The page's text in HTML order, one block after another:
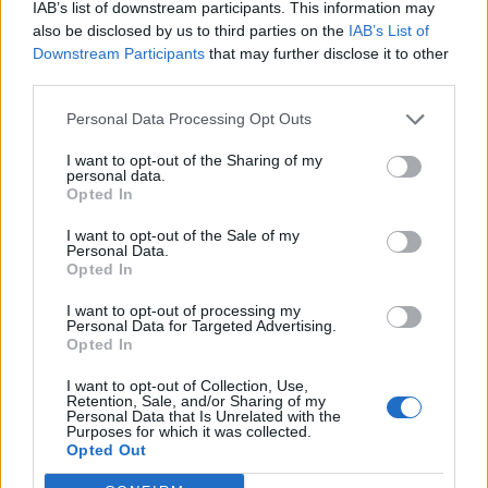
IAB’s list of downstream participants. This information may
also be disclosed by us to third parties on the IAB’s List of
Downstream Participants that may further disclose it to other
Personal Data Processing Opt Outs
I want to opt-out of the Sharing of my
personal data.
Opted In
I want to opt-out of the Sale of my
Personal Data.
Opted In
I want to opt-out of processing my
Personal Data for Targeted Advertising.
Opted In
I want to opt-out of Collection, Use,
Retention, Sale, and/or Sharing of my
Personal Data that Is Unrelated with the
Purposes for which it was collected.
Opted Out
obcych języków;
nieuznawanie absolutnie żadnych reguł
Futuryzm – wyraziście, ale krótko
Futuryzm był w polskich realiach jaskrawym, ale
krótkotrwałym zjawiskiem. Świadczą o tym
kariery wymienionych wyżej poetów, z których
chyba tylko Anatol Stern utrzymał pozycję
wojną albo w jej trakcie (Jasieński, Czyżewski),
albo przeżyła wojnę, ale ich późniejsza
twórczość nigdy już nie spotkała się z większym
zainteresowaniem (Młodożeniec, Wat). Można
powiedzieć, że futuryzm polski rozpoczął się i
skończył w latach 20. XX wieku. Symbolicznym